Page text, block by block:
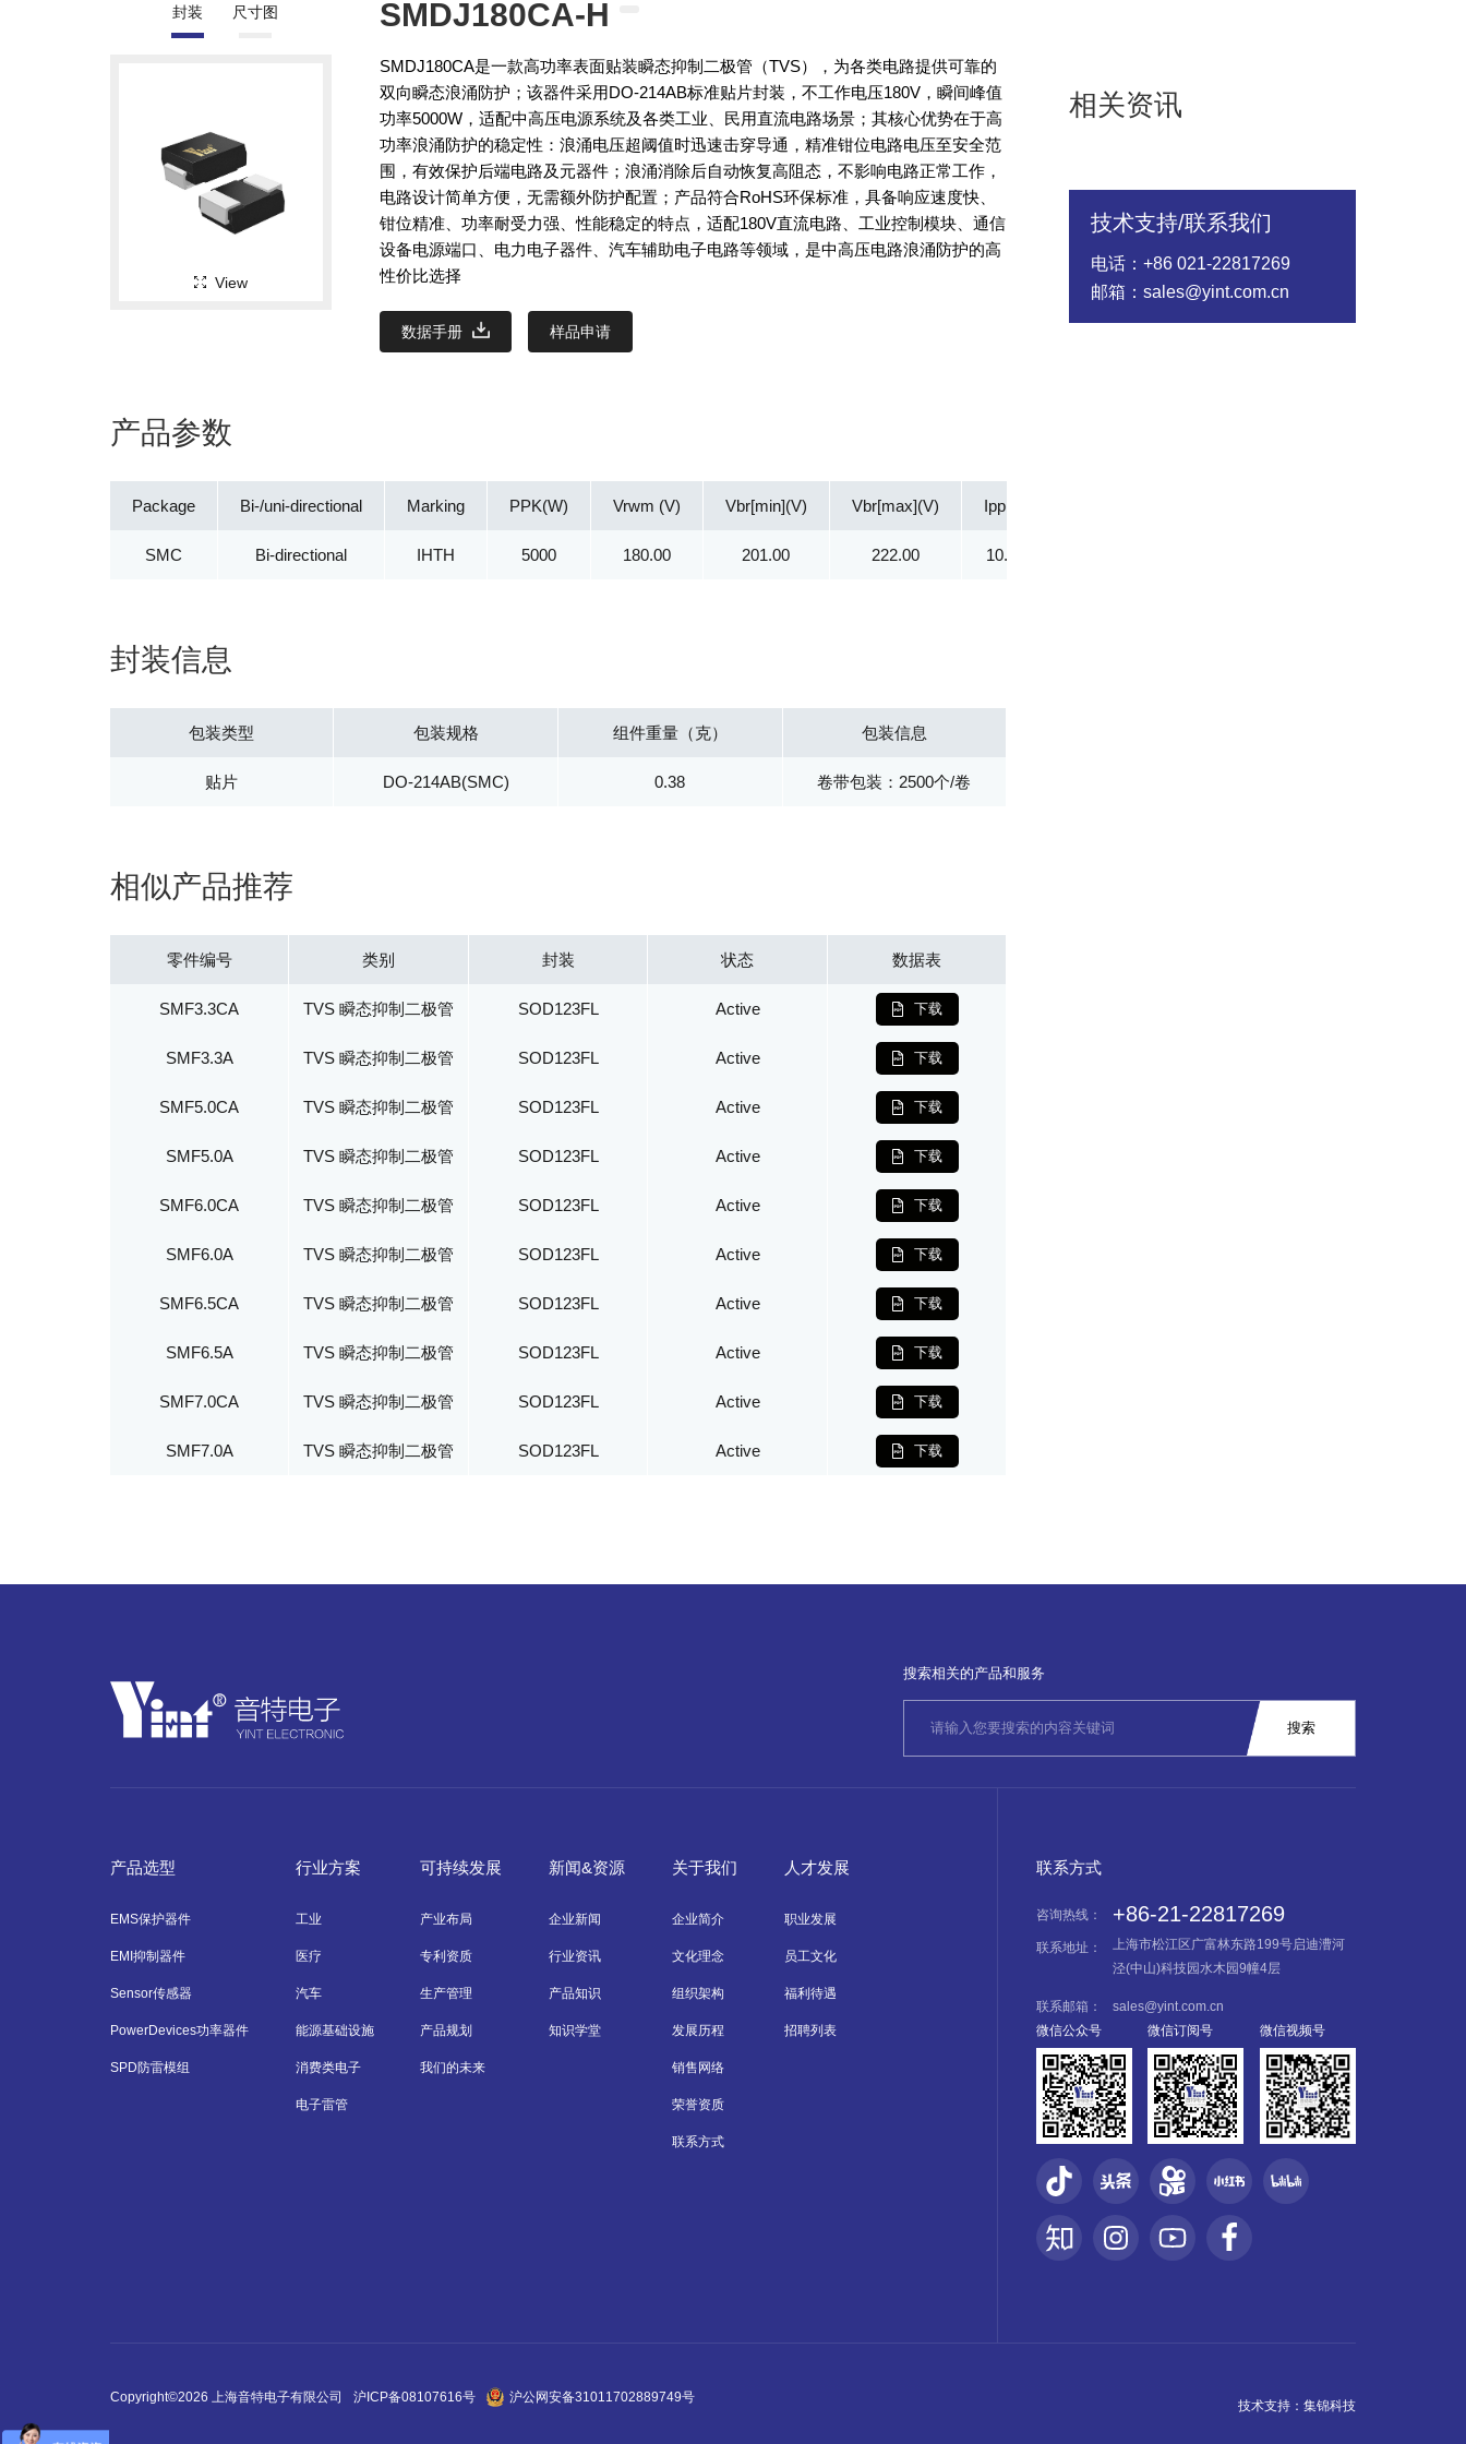
封装 尺寸图
View
SMDJ180CA-H
SMDJ180CA是一款高功率表面贴装瞬态抑制二极管（TVS），为各类电路提供可靠的
双向瞬态浪涌防护；该器件采用DO-214AB标准贴片封装，不工作电压180V，瞬间峰值
功率5000W，适配中高压电源系统及各类工业、民用直流电路场景；其核心优势在于高
功率浪涌防护的稳定性：浪涌电压超阈值时迅速击穿导通，精准钳位电路电压至安全范
围，有效保护后端电路及元器件；浪涌消除后自动恢复高阻态，不影响电路正常工作，
电路设计简单方便，无需额外防护配置；产品符合RoHS环保标准，具备响应速度快、
钳位精准、功率耐受力强、性能稳定的特点，适配180V直流电路、工业控制模块、通信
设备电源端口、电力电子器件、汽车辅助电子电路等领域，是中高压电路浪涌防护的高
性价比选择
数据手册 样品申请
产品参数
Package
SMC
Bi-/uni-directional
Bi-directional
Marking
IHTH
PPK(W)
5000
Vrwm (V)
180.00
Vbr[min](V)
201.00
Vbr[max](V)
222.00
Ipp(A)
10.30
封装信息
包装类型
贴片
包装规格
DO-214AB(SMC)
组件重量（克）
0.38
包装信息
卷带包装：2500个/卷
相似产品推荐
零件编号 类别 封装 状态 数据表
SMF3.3CA TVS 瞬态抑制二极管 SOD123FL Active 下载
SMF3.3A TVS 瞬态抑制二极管 SOD123FL Active 下载
SMF5.0CA TVS 瞬态抑制二极管 SOD123FL Active 下载
SMF5.0A TVS 瞬态抑制二极管 SOD123FL Active 下载
SMF6.0CA TVS 瞬态抑制二极管 SOD123FL Active 下载
SMF6.0A TVS 瞬态抑制二极管 SOD123FL Active 下载
SMF6.5CA TVS 瞬态抑制二极管 SOD123FL Active 下载
SMF6.5A TVS 瞬态抑制二极管 SOD123FL Active 下载
SMF7.0CA TVS 瞬态抑制二极管 SOD123FL Active 下载
SMF7.0A TVS 瞬态抑制二极管 SOD123FL Active 下载
相关资讯
技术支持/联系我们
电话：+86 021-22817269
邮箱：sales@yint.com.cn
搜索相关的产品和服务
产品选型
EMS保护器件
EMI抑制器件
Sensor传感器
PowerDevices功率器件
SPD防雷模组
行业方案
工业
医疗
汽车
能源基础设施
消费类电子
电子雷管
可持续发展
产业布局
专利资质
生产管理
产品规划
我们的未来
新闻&资源
企业新闻
行业资讯
产品知识
知识学堂
关于我们
企业简介
文化理念
组织架构
发展历程
销售网络
荣誉资质
联系方式
人才发展
职业发展
员工文化
福利待遇
招聘列表
联系方式
咨询热线： +86-21-22817269
联系地址：
上海市松江区广富林东路199号启迪漕河
泾(中山)科技园水木园9幢4层
联系邮箱：
sales@yint.com.cn
微信公众号
微信订阅号 微信视频号
Copyright©2026 上海音特电子有限公司 沪ICP备08107616号 沪公网安备31011702889749号
技术支持：集锦科技